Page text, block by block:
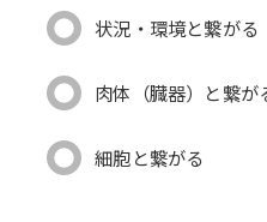
状況・環境と繋がる
肉体（臓器）と繋が
細胞と繋がる